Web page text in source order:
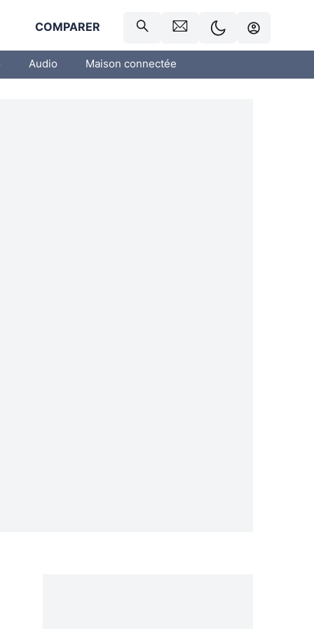
COMPARER
Audio Maison connectée